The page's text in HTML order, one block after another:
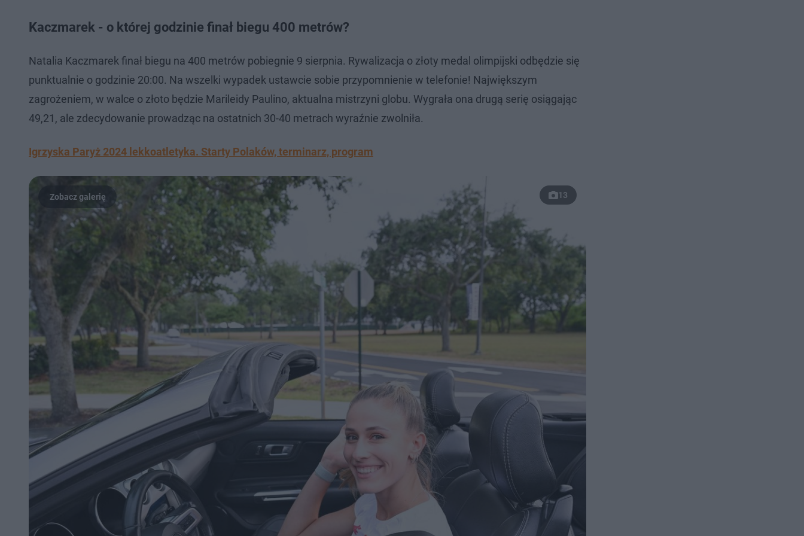
Kaczmarek - o której godzinie finał biegu 400 metrów?
Natalia Kaczmarek finał biegu na 400 metrów pobiegnie 9 sierpnia. Rywalizacja o złoty medal olimpijski odbędzie się
punktualnie o godzinie 20:00. Na wszelki wypadek ustawcie sobie przypomnienie w telefonie! Największym
zagrożeniem, w walce o złoto będzie Marileidy Paulino, aktualna mistrzyni globu. Wygrała ona drugą serię osiągając
49,21, ale zdecydowanie prowadząc na ostatnich 30-40 metrach wyraźnie zwolniła.
Igrzyska Paryż 2024 lekkoatletyka. Starty Polaków, terminarz, program
13